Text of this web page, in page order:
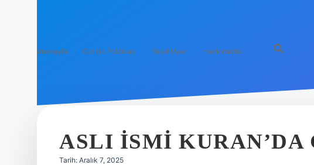
Anasayfa Gizlilik Politikası Yasal Uyarı Hakkımızda
ASLI ISMI KURAN’DA
Tarih: Aralık 7, 2025